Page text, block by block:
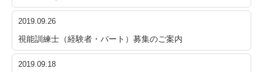
2019.09.26
視能訓練士（経験者・パート）募集のご案内
2019.09.18